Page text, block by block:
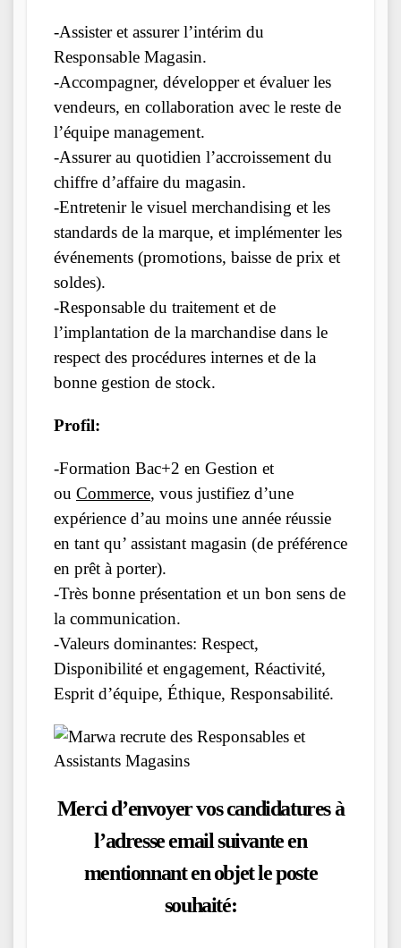
-Assister et assurer l’intérim du
Responsable Magasin.
-Accompagner, développer et évaluer les
vendeurs, en collaboration avec le reste de
l’équipe management.
-Assurer au quotidien l’accroissement du
chiffre d’affaire du magasin.
-Entretenir le visuel merchandising et les
standards de la marque, et implémenter les
événements (promotions, baisse de prix et
soldes).
-Responsable du traitement et de
l’implantation de la marchandise dans le
respect des procédures internes et de la
bonne gestion de stock.
Profil:
-Formation Bac+2 en Gestion et
ou Commerce, vous justifiez d’une
expérience d’au moins une année réussie
en tant qu’ assistant magasin (de préférence
en prêt à porter).
-Très bonne présentation et un bon sens de
la communication.
-Valeurs dominantes: Respect,
Disponibilité et engagement, Réactivité,
Esprit d’équipe, Éthique, Responsabilité.
Merci d’envoyer vos candidatures à
l’adresse email suivante en
mentionnant en objet le poste
souhaité: